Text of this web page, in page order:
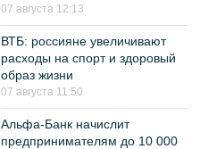
07 августа 12:13
ВТБ: россияне увеличивают
расходы на спорт и здоровый
образ жизни
07 августа 11:50
Альфа-Банк начислит
предпринимателям до 10 000